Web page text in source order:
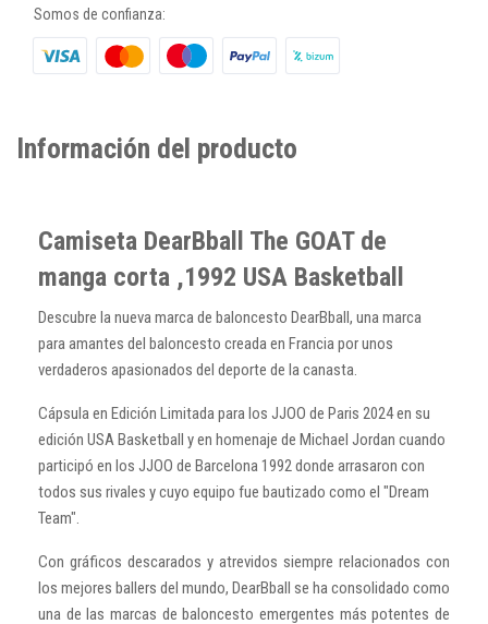
Somos de confianza:
Información del producto
Camiseta DearBball The GOAT de
manga corta ,1992 USA Basketball
Descubre la nueva marca de baloncesto DearBball, una marca
para amantes del baloncesto creada en Francia por unos
verdaderos apasionados del deporte de la canasta.
Cápsula en Edición Limitada para los JJOO de Paris 2024 en su
edición USA Basketball y en homenaje de Michael Jordan cuando
participó en los JJOO de Barcelona 1992 donde arrasaron con
todos sus rivales y cuyo equipo fue bautizado como el "Dream
Team".
Con gráficos descarados y atrevidos siempre relacionados con
los mejores ballers del mundo, DearBball se ha consolidado como
una de las marcas de baloncesto emergentes más potentes de